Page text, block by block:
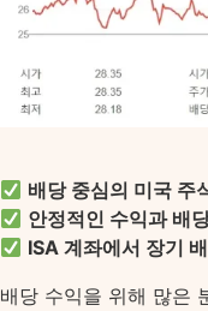
배당 중심의 미국 주
안정적인 수익과 배
ISA 계좌에서 장기
배당 수익을 위해 많은